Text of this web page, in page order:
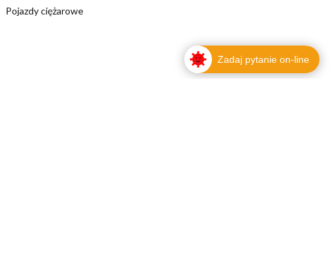
Pojazdy ciężarowe
Zadaj pytanie on-line